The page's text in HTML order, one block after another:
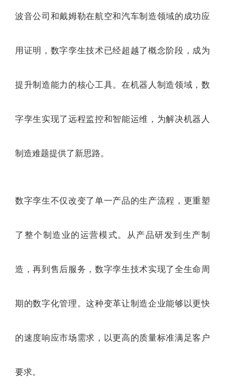
波音公司和戴姆勒在航空和汽车制造领域的成功应
用证明，数字孪生技术已经超越了概念阶段，成为
提升制造能力的核心工具。在机器人制造领域，数
字孪生实现了远程监控和智能运维，为解决机器人
制造难题提供了新思路。
数字孪生不仅改变了单一产品的生产流程，更重塑
了整个制造业的运营模式。从产品研发到生产制
造，再到售后服务，数字孪生技术实现了全生命周
期的数字化管理。这种变革让制造企业能够以更快
的速度响应市场需求，以更高的质量标准满足客户
要求。